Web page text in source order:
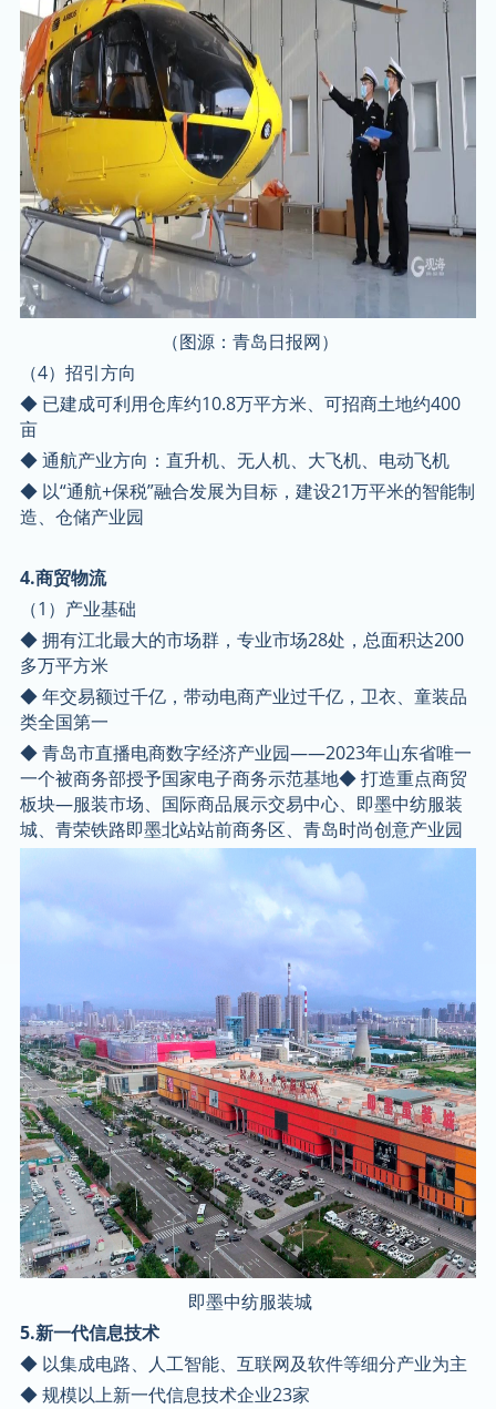
（图源：青岛日报网）
（4）招引方向
◆ 已建成可利用仓库约10.8万平方米、可招商土地约400
亩
◆ 通航产业方向：直升机、无人机、大飞机、电动飞机
◆ 以“通航+保税”融合发展为目标，建设21万平米的智能制
造、仓储产业园
4.商贸物流
（1）产业基础
◆ 拥有江北最大的市场群，专业市场28处，总面积达200
多万平方米
◆ 年交易额过千亿，带动电商产业过千亿，卫衣、童装品
类全国第一
◆ 青岛市直播电商数字经济产业园——2023年山东省唯一
一个被商务部授予国家电子商务示范基地◆ 打造重点商贸
板块—服装市场、国际商品展示交易中心、即墨中纺服装
城、青荣铁路即墨北站站前商务区、青岛时尚创意产业园
即墨中纺服装城
5.新一代信息技术
◆ 以集成电路、人工智能、互联网及软件等细分产业为主
◆ 规模以上新一代信息技术企业23家